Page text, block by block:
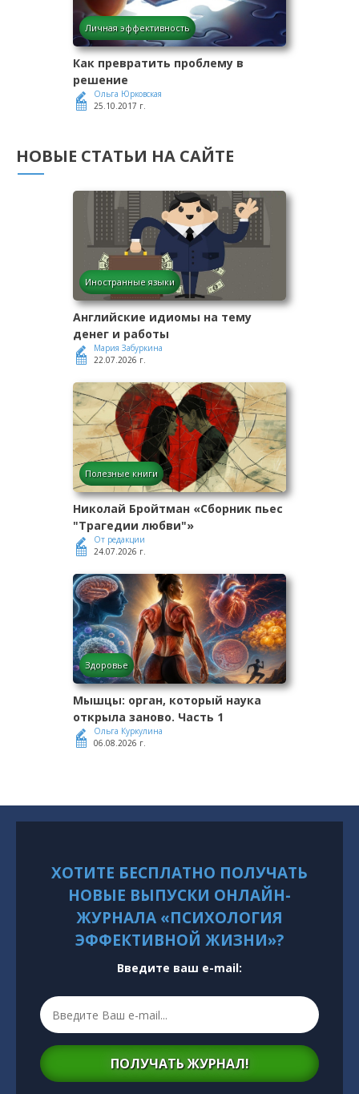
Личная эффективность
Как превратить проблему в
решение
Ольга Юрковская
25.10.2017 г.
НОВЫЕ СТАТЬИ НА САЙТЕ
Иностранные языки
Английские идиомы на тему
денег и работы
Мария Забуркина
22.07.2026 г.
Полезные книги
Николай Бройтман «Сборник пьес
"Трагедии любви"»
От редакции
24.07.2026 г.
Здоровье
Мышцы: орган, который наука
открыла заново. Часть 1
Ольга Куркулина
06.08.2026 г.
ХОТИТЕ БЕСПЛАТНО ПОЛУЧАТЬ
НОВЫЕ ВЫПУСКИ ОНЛАЙН-
ЖУРНАЛА «ПСИХОЛОГИЯ
ЭФФЕКТИВНОЙ ЖИЗНИ»?
Введите ваш e-mail:
ПОЛУЧАТЬ ЖУРНАЛ!